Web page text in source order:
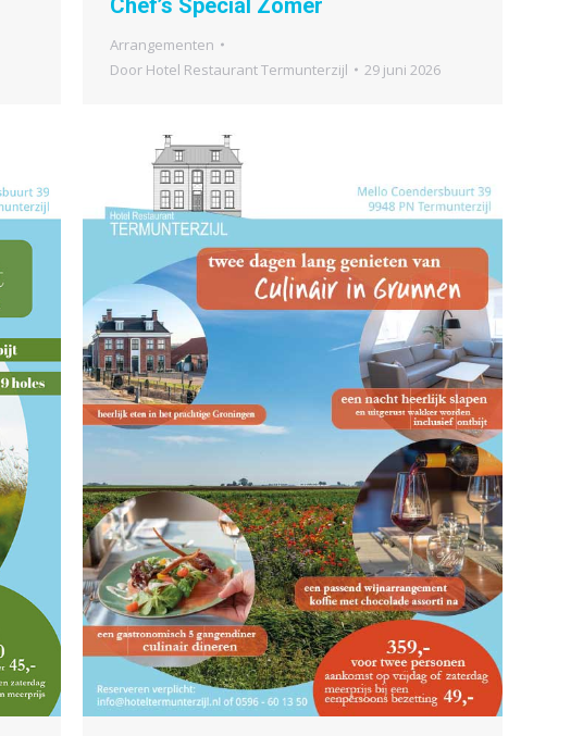
Arrangementen
Door Hotel Restaurant Termunterzijl 29 juni 2026